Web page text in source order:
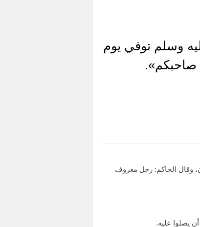
وسلم توفي يوم
صاحبكم».
وقال الحاكم: رجل معروف
يصلوا عليه.